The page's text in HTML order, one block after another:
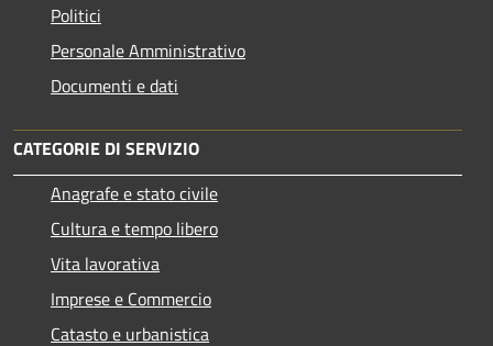
Politici
Personale Amministrativo
Documenti e dati
CATEGORIE DI SERVIZIO
Anagrafe e stato civile
Cultura e tempo libero
Vita lavorativa
Imprese e Commercio
Catasto e urbanistica